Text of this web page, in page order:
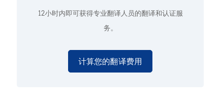
12小时内即可获得专业翻译人员的翻译和认证服
务。
计算您的翻译费用